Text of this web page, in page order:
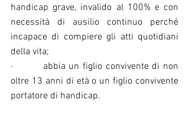
handicap grave, invalido al 100% e con
necessità di ausilio continuo perché
incapace di compiere gli atti quotidiani
della vita;
·         abbia un figlio convivente di non
oltre 13 anni di età o un figlio convivente
portatore di handicap.